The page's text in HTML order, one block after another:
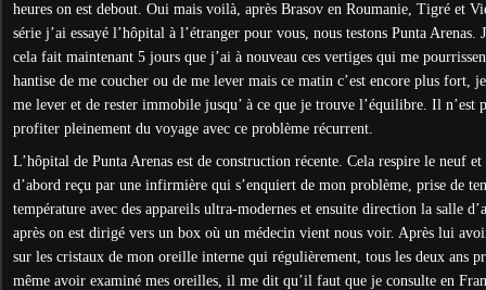
heures on est debout. Oui mais voilà, après Brasov en Roumanie, Tigré et
série j’ai essayé l’hôpital à l’étranger pour vous, nous testons Punta Arenas.
cela fait maintenant 5 jours que j’ai à nouveau ces vertiges qui me
hantise de me coucher ou de me lever mais ce matin c’est encore plus fort,
me lever et de rester immobile jusqu’ à ce que je trouve l’équilibre. Il n’est
profiter pleinement du voyage avec ce problème récurrent.
L’hôpital de Punta Arenas est de construction récente. Cela respire le neuf
d’abord reçu par une infirmière qui s’enquiert de mon problème, prise de
température avec des appareils ultra-modernes et ensuite direction la salle
après on est dirigé vers un box où un médecin vient nous voir. Après lui
sur les cristaux de mon oreille interne qui régulièrement, tous les deux ans
même avoir examiné mes oreilles, il me dit qu’il faut que je consulte en